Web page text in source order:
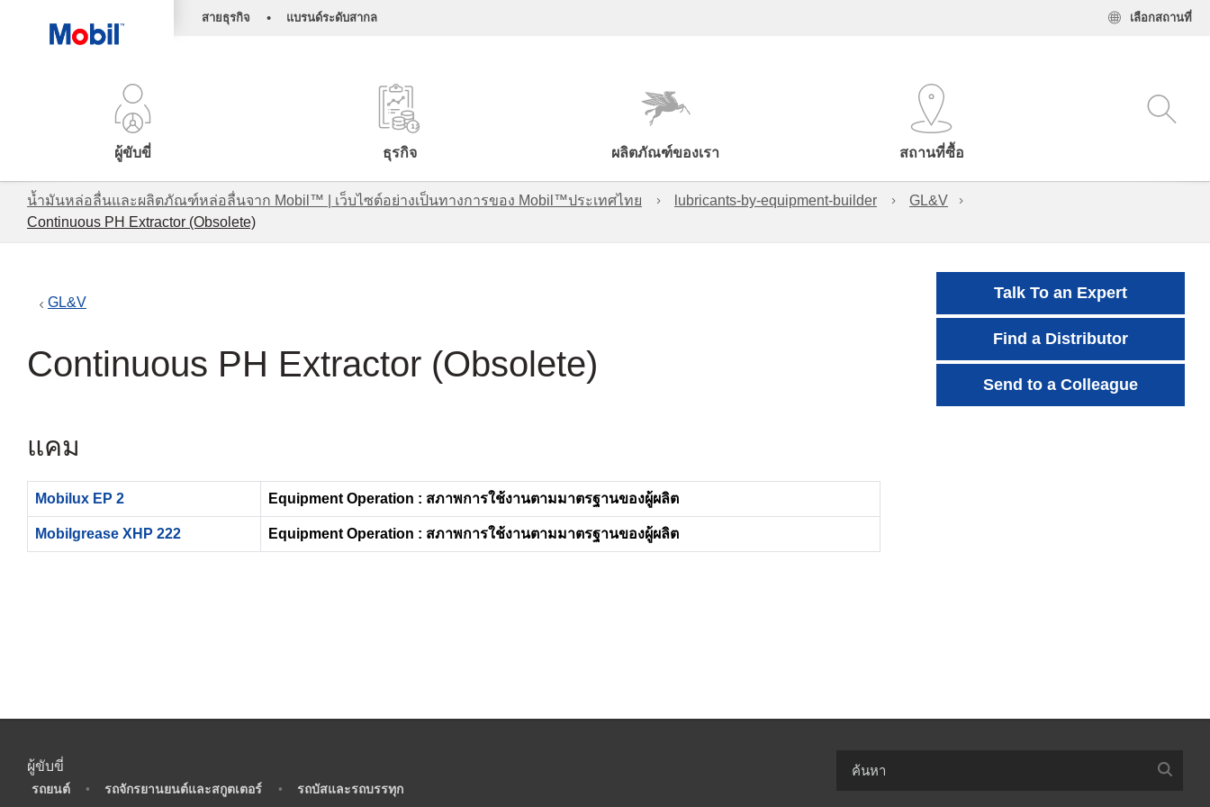
สายธุรกิจ • แบรนด์ระดับสากล เลือกสถานที่
ผู้ขับขี่ ธุรกิจ ผลิตภัณฑ์ของเรา สถานที่ซื้อ
น้ำมันหล่อลื่นและผลิตภัณฑ์หล่อลื่นจาก Mobil™ | เว็บไซต์อย่างเป็นทางการของ Mobil™ประเทศไทย lubricants-by-equipment-builder
GL&V
Continuous PH Extractor (Obsolete)
GL&V
Continuous PH Extractor (Obsolete)
แคม
Mobilux EP 2 Equipment Operation : สภาพการใช้งานตามมาตรฐานของผู้ผลิต
Mobilgrease XHP 222 Equipment Operation : สภาพการใช้งานตามมาตรฐานของผู้ผลิต
Talk To an Expert
Find a Distributor
Send to a Colleague
ผู้ขับขี่
รถยนต์ • รถจักรยานยนต์และสกูตเตอร์ • รถบัสและรถบรรทุก